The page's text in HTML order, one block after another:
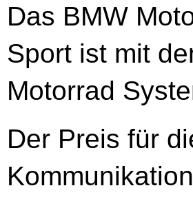
Das BMW
Sport ist mit
Motorrad
Der Preis für